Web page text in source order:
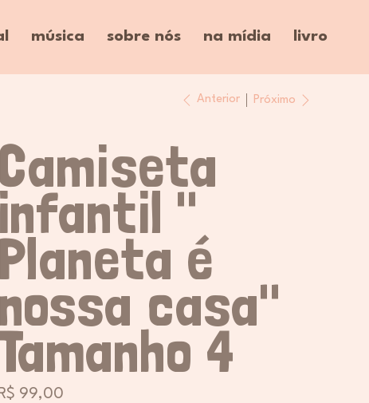
música sobre nós na mídia livro
Anterior Próximo
Camiseta
infantil "
Planeta é
nossa casa"
4
R$ 99,00